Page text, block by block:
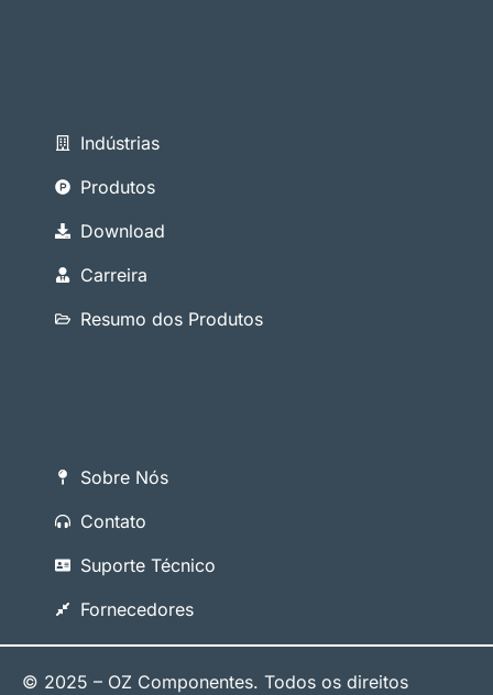
Indústrias
Produtos
Download
Carreira
Resumo dos Produtos
Sobre Nós
Contato
Suporte Técnico
Fornecedores
© 2025 – OZ Componentes. Todos os direitos